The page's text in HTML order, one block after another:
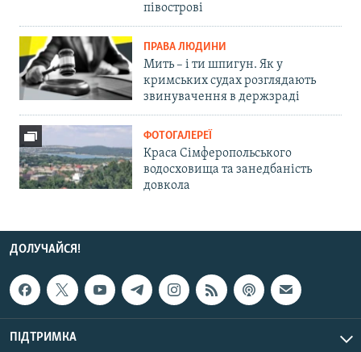
півострові
ПРАВА ЛЮДИНИ
Мить – і ти шпигун. Як у
кримських судах розглядають
звинувачення в держзраді
ФОТОГАЛЕРЕЇ
Краса Сімферопольського
водосховища та занедбаність
довкола
ДОЛУЧАЙСЯ!
ПІДТРИМКА